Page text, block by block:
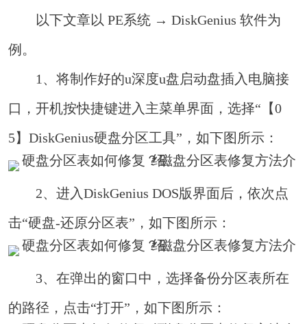
以下文章以 PE系统 → DiskGenius 软件为
例。
1、将制作好的u深度u盘启动盘插入电脑接
口，开机按快捷键进入主菜单界面，选择“【0
5】DiskGenius硬盘分区工具”，如下图所示：
2、进入DiskGenius DOS版界面后，依次点
击“硬盘-还原分区表”，如下图所示：
3、在弹出的窗口中，选择备份分区表所在
的路径，点击“打开”，如下图所示：